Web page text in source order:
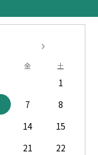
金 土
1
7
8
14
15
21
22